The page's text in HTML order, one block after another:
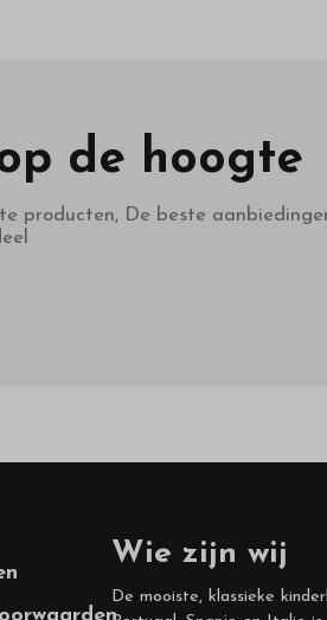
de hoogte
producten, De beste
Wie zijn wij
De mooiste, klassieke